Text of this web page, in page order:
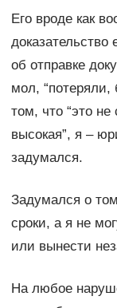
Его вроде как
об отправке
мол, “потеряли,
том, что “это не
высокая”, я –
задумался.
Задумался о
сроки, а я не
или вынести
На любое